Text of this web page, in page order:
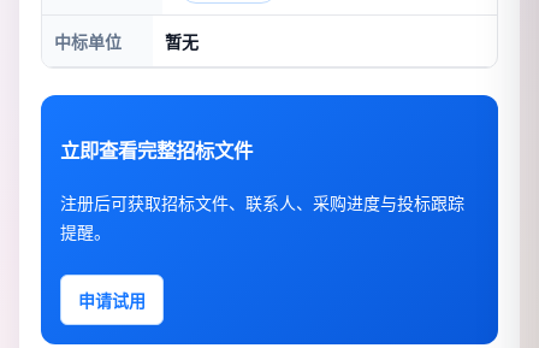
中标单位 暂无
立即查看完整招标文件
注册后可获取招标文件、联系人、采购进度与投标跟踪
提醒。
申请试用